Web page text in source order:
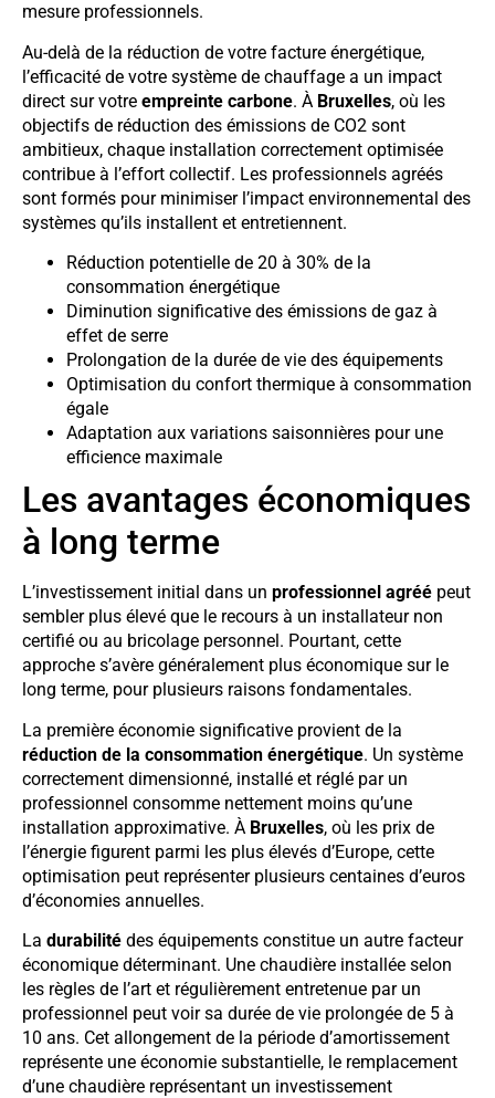
mesure professionnels.
Au-delà de la réduction de votre facture énergétique,
l’efficacité de votre système de chauffage a un impact
direct sur votre empreinte carbone. À Bruxelles, où les
objectifs de réduction des émissions de CO2 sont
ambitieux, chaque installation correctement optimisée
contribue à l’effort collectif. Les professionnels agréés
sont formés pour minimiser l’impact environnemental des
systèmes qu’ils installent et entretiennent.
Réduction potentielle de 20 à 30% de la
consommation énergétique
Diminution significative des émissions de gaz à
effet de serre
Prolongation de la durée de vie des équipements
Optimisation du confort thermique à consommation
égale
Adaptation aux variations saisonnières pour une
efficience maximale
Les avantages économiques
à long terme
L’investissement initial dans un professionnel agréé peut
sembler plus élevé que le recours à un installateur non
certifié ou au bricolage personnel. Pourtant, cette
approche s’avère généralement plus économique sur le
long terme, pour plusieurs raisons fondamentales.
La première économie significative provient de la
réduction de la consommation énergétique. Un système
correctement dimensionné, installé et réglé par un
professionnel consomme nettement moins qu’une
installation approximative. À Bruxelles, où les prix de
l’énergie figurent parmi les plus élevés d’Europe, cette
optimisation peut représenter plusieurs centaines d’euros
d’économies annuelles.
La durabilité des équipements constitue un autre facteur
économique déterminant. Une chaudière installée selon
les règles de l’art et régulièrement entretenue par un
professionnel peut voir sa durée de vie prolongée de 5 à
10 ans. Cet allongement de la période d’amortissement
représente une économie substantielle, le remplacement
d’une chaudière représentant un investissement